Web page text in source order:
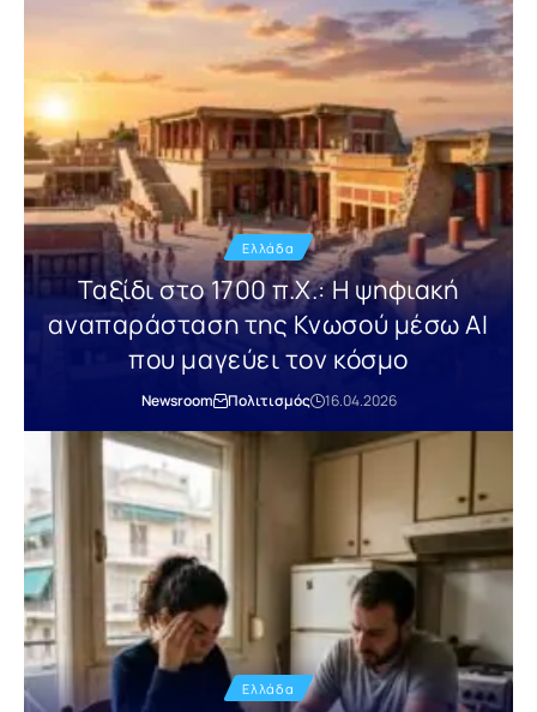
Ελλάδα
Ταξίδι στο 1700 π.Χ.: Η ψηφιακή
αναπαράσταση της Κνωσού μέσω AI
που μαγεύει τον κόσμο
Newsroom Πολιτισμός 16.04.2026
Ελλάδα